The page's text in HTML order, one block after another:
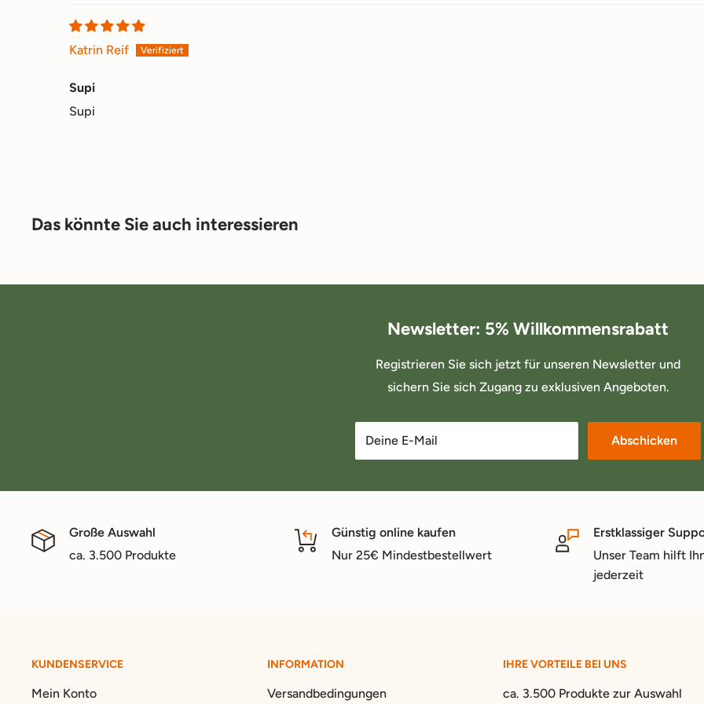
Katrin Reif
Supi
Supi
Das könnte Sie auch interessieren
Newsletter: 5% Willkommensrabatt
Registrieren Sie sich jetzt für unseren Newsletter und
sichern Sie sich Zugang zu exklusiven Angeboten.
Deine E-Mail Abschicken
Große Auswahl
ca. 3.500 Produkte
Günstig online kaufen
Nur 25€ Mindestbestellwert
Erstklassiger
Unser Team hilft
jederzeit
KUNDENSERVICE
Mein Konto
INFORMATION
Versandbedingungen
IHRE VORTEILE BEI UNS
ca. 3.500 Produkte zur Auswahl